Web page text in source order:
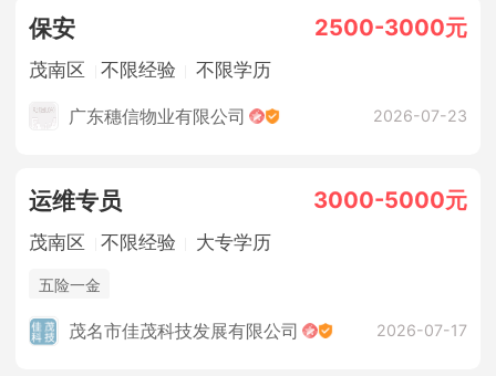
保安 2500-3000元
茂南区 不限经验 不限学历
广东穗信物业有限公司 2026-07-23
运维专员 3000-5000元
茂南区 不限经验 大专学历
五险一金
茂名市佳茂科技发展有限公司 2026-07-17